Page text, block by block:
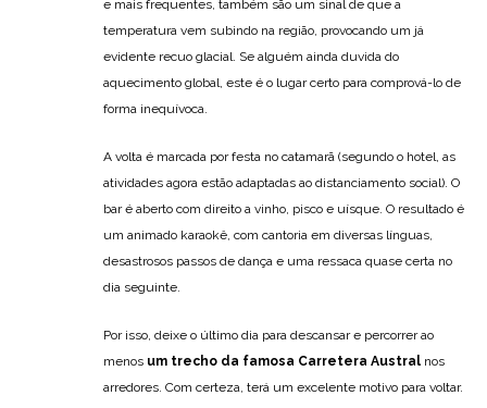
e mais frequentes, também são um sinal de que a
temperatura vem subindo na região, provocando um já
evidente recuo glacial. Se alguém ainda duvida do
aquecimento global, este é o lugar certo para comprová-lo de
forma inequívoca.
A volta é marcada por festa no catamarã (segundo o hotel, as
atividades agora estão adaptadas ao distanciamento social). O
bar é aberto com direito a vinho, pisco e uísque. O resultado é
um animado karaokê, com cantoria em diversas línguas,
desastrosos passos de dança e uma ressaca quase certa no
dia seguinte.
Por isso, deixe o último dia para descansar e percorrer ao
menos um trecho da famosa Carretera Austral nos
arredores. Com certeza, terá um excelente motivo para voltar.